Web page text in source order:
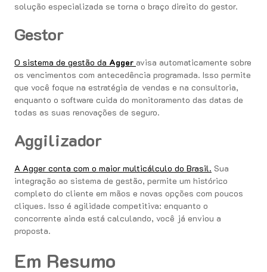
solução especializada se torna o braço direito do gestor.
Gestor
O sistema de gestão da Agger avisa automaticamente sobre
os vencimentos com antecedência programada. Isso permite
que você foque na estratégia de vendas e na consultoria,
enquanto o software cuida do monitoramento das datas de
todas as suas renovações de seguro.
Aggilizador
A Agger conta com o maior multicálculo do Brasil. Sua
integração ao sistema de gestão, permite um histórico
completo do cliente em mãos e novas opções com poucos
cliques. Isso é agilidade competitiva: enquanto o
concorrente ainda está calculando, você já enviou a
proposta.
Em Resumo